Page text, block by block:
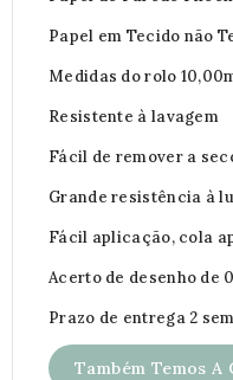
Papel em Tecido não
Medidas do rolo
Resistente à lavagem
Fácil de remover a
Grande resistência à
Fácil aplicação, cola
Acerto de desenho de
Prazo de entrega 2
Também Temos A